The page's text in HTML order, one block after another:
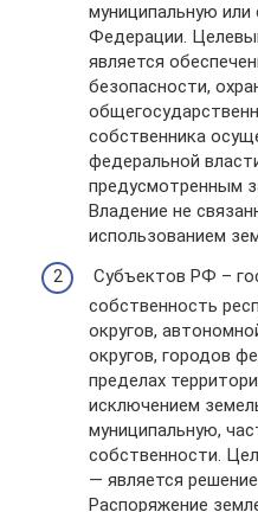
муниципальную
Федерации.
является
безопасности,
собственника
федеральной
предусмотренным
Владение не
использованием
Субъектов РФ –
собственность
округов,
округов, городов
пределах
исключением
муниципальную,
собственности.
— является
Распоряжение